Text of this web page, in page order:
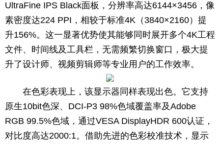
UltraFine IPS Black面板，分辨率高达6144×3456，像
素密度达224 PPI，相较于标准4K（3840×2160）提
升156%。这一显著优势使其能够同时展开多个4K工程
文件、时间线及工具栏，无需频繁切换窗口，极大提
升了设计师、视频剪辑师等专业用户的工作效率。
在色彩表现上，该显示器同样表现出色。它支持
原生10bit色深、DCI-P3 98%色域覆盖率及Adobe
RGB 99.5%色域，通过VESA DisplayHDR 600认证，
对比度高达2000:1。借助先进的色彩校准技术，显示